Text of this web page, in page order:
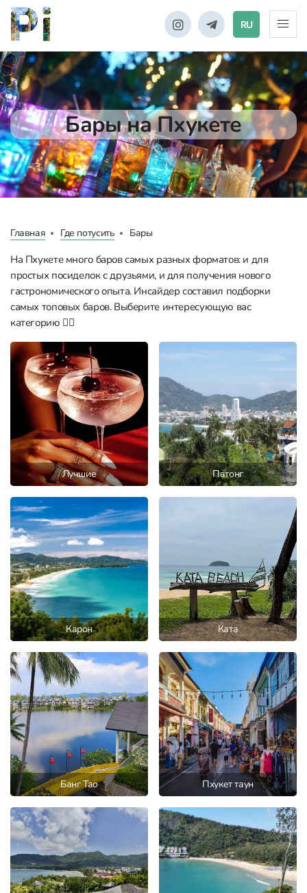
RU
Бары на Пхукете
Главная Где потусить Бары
На Пхукете много баров самых разных форматов: и для
простых посиделок с друзьями, и для получения нового
гастрономического опыта. Инсайдер составил подборки
самых топовых баров. Выберите интересующую вас
категорию 👇🏼
Лучшие Патонг
Карон Ката
Банг Тао Пхукет таун